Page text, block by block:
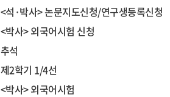
<석·박사> 논문지도신청/연구생등록신청
<박사> 외국어시험 신청
추석
제2학기 1/4선
<박사> 외국어시험